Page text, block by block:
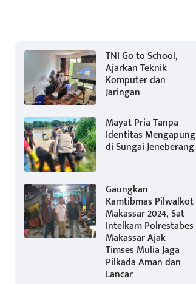
TNI Go to School,
Ajarkan Teknik
Komputer dan
Jaringan
Mayat Pria Tanpa
Identitas Mengapung
di Sungai Jeneberang
Gaungkan
Kamtibmas Pilwalkot
Makassar 2024, Sat
Intelkam Polrestabes
Makassar Ajak
Timses Mulia Jaga
Pilkada Aman dan
Lancar